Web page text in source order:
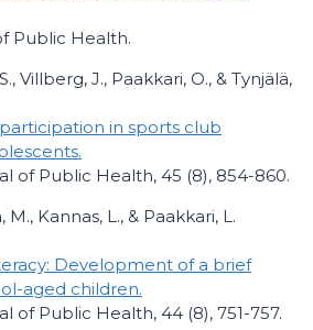
Public Health.
Villberg, J., Paakkari, O., & Tynjälä,
in sports club
of Public Health, 45 (8), 854-860.
Kannas, L., & Paakkari, L.
Development of a brief
aged children.
of Public Health, 44 (8), 751-757.